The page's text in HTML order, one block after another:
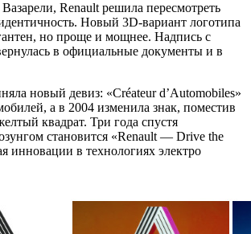
Renault решила пересмотреть
Новый 3D-вариант логотипа
но проще и мощнее. Надпись с
в официальные документы и в
новый девиз: «Créateur d’Automobiles»
а в 2004 изменила знак, поместив
квадрат. Три года спустя
становится «Renault — Drive the
инновации в технологиях электро